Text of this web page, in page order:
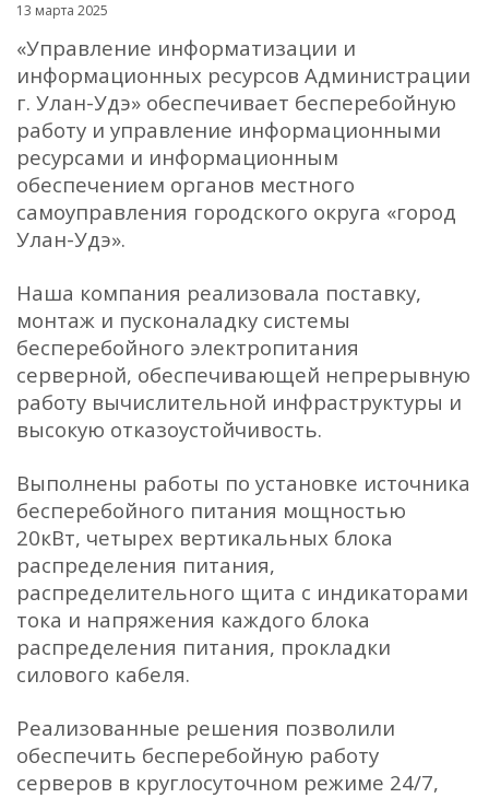
13 марта 2025
«Управление информатизации и
информационных ресурсов Администрации
г. Улан-Удэ» обеспечивает бесперебойную
работу и управление информационными
ресурсами и информационным
обеспечением органов местного
самоуправления городского округа «город
Улан-Удэ».
Наша компания реализовала поставку,
монтаж и пусконаладку системы
бесперебойного электропитания
серверной, обеспечивающей непрерывную
работу вычислительной инфраструктуры и
высокую отказоустойчивость.
Выполнены работы по установке источника
бесперебойного питания мощностью
20кВт, четырех вертикальных блока
распределения питания,
распределительного щита с индикаторами
тока и напряжения каждого блока
распределения питания, прокладки
силового кабеля.
Реализованные решения позволили
обеспечить бесперебойную работу
серверов в круглосуточном режиме 24/7,